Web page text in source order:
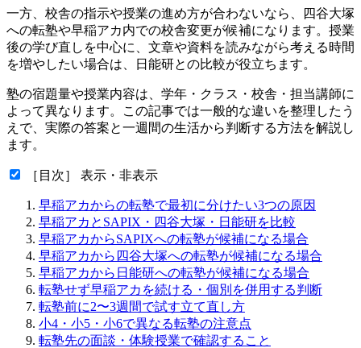
一方、校舎の指示や授業の進め方が合わないなら、四谷大塚
への転塾や早稲アカ内での校舎変更が候補になります。授業
後の学び直しを中心に、文章や資料を読みながら考える時間
を増やしたい場合は、日能研との比較が役立ちます。
塾の宿題量や授業内容は、学年・クラス・校舎・担当講師に
よって異なります。この記事では一般的な違いを整理したう
えで、実際の答案と一週間の生活から判断する方法を解説し
ます。
［目次］ 表示・非表示
早稲アカからの転塾で最初に分けたい3つの原因
早稲アカとSAPIX・四谷大塚・日能研を比較
早稲アカからSAPIXへの転塾が候補になる場合
早稲アカから四谷大塚への転塾が候補になる場合
早稲アカから日能研への転塾が候補になる場合
転塾せず早稲アカを続ける・個別を併用する判断
転塾前に2〜3週間で試す立て直し方
小4・小5・小6で異なる転塾の注意点
転塾先の面談・体験授業で確認すること